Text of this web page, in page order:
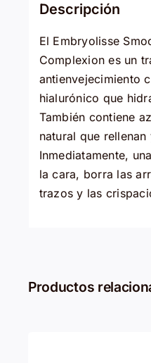
Descripción
El Embryolisse
Complexion es un
antienvejecimiento
hialurónico que
También contiene
natural que
Inmediatamente,
la cara, borra las
trazos y las
Productos